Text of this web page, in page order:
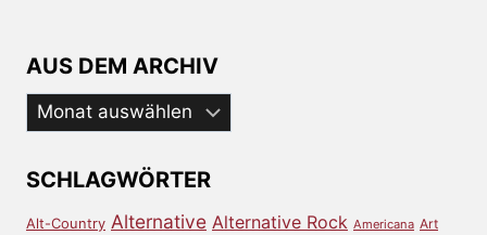
AUS DEM ARCHIV
Aus
dem
SCHLAGWÖRTER
Alt-Country Alternative Alternative Rock Americana Art